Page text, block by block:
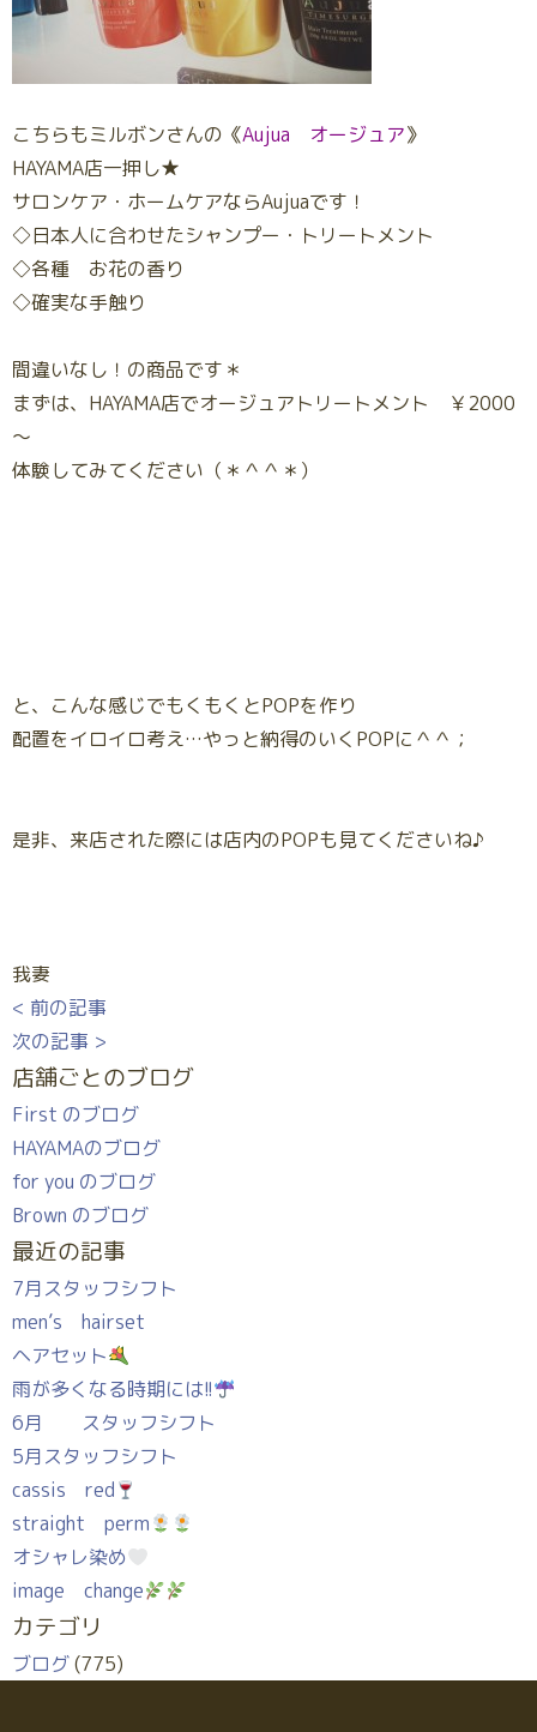
こちらもミルボンさんの《Aujua オージュア》
HAYAMA店一押し★
サロンケア・ホームケアならAujuaです！
◇日本人に合わせたシャンプー・トリートメント
◇各種 お花の香り
◇確実な手触り
間違いなし！の商品です＊
まずは、HAYAMA店でオージュアトリートメント ￥2000
～
体験してみてください（＊＾＾＊）
と、こんな感じでもくもくとPOPを作り
配置をイロイロ考え…やっと納得のいくPOPに＾＾；
是非、来店された際には店内のPOPも見てくださいね♪
我妻
< 前の記事
次の記事 >
店舗ごとのブログ
First のブログ
HAYAMAのブログ
for you のブログ
Brown のブログ
最近の記事
7月スタッフシフト
men’s hairset
ヘアセット
雨が多くなる時期には!!
6月 スタッフシフト
5月スタッフシフト
cassis red
straight perm
オシャレ染め
image change
カテゴリ
ブログ(775)